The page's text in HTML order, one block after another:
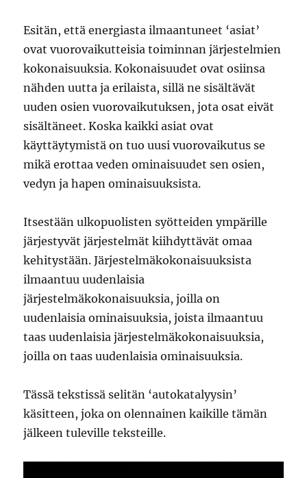
Esitän, että energiasta ilmaantuneet ‘asiat’
ovat vuorovaikutteisia toiminnan järjestelmien
kokonaisuuksia. Kokonaisuudet ovat osiinsa
nähden uutta ja erilaista, sillä ne sisältävät
uuden osien vuorovaikutuksen, jota osat eivät
sisältäneet. Koska kaikki asiat ovat
käyttäytymistä on tuo uusi vuorovaikutus se
mikä erottaa veden ominaisuudet sen osien,
vedyn ja hapen ominaisuuksista.
Itsestään ulkopuolisten syötteiden ympärille
järjestyvät järjestelmät kiihdyttävät omaa
kehitystään. Järjestelmäkokonaisuuksista
ilmaantuu uudenlaisia
järjestelmäkokonaisuuksia, joilla on
uudenlaisia ominaisuuksia, joista ilmaantuu
taas uudenlaisia järjestelmäkokonaisuuksia,
joilla on taas uudenlaisia ominaisuuksia.
Tässä tekstissä selitän ‘autokatalyysin’
käsitteen, joka on olennainen kaikille tämän
jälkeen tuleville teksteille.